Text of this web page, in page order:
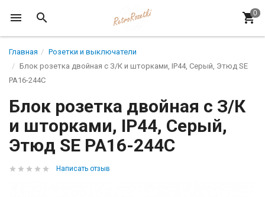
Главная
Розетки и выключатели
Блок розетка двойная с З/К и шторками, IP44, Серый, Этюд SE
PA16-244C
Блок розетка двойная с З/К
и шторками, IP44, Серый,
Этюд SE PA16-244C
Написать отзыв